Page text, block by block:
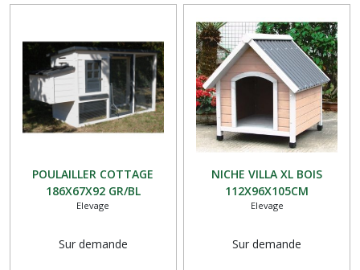
POULAILLER COTTAGE
186X67X92 GR/BL
Elevage
Sur demande
NICHE VILLA XL BOIS
112X96X105CM
Elevage
Sur demande